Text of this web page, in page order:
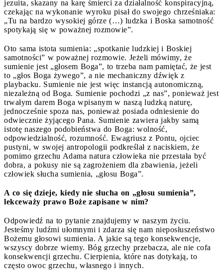
jezuita, skazany na karę śmierci za działalność konspiracyjną,
czekając na wykonanie wyroku pisał do swojego chrześniaka:
„Tu na bardzo wysokiej górze (…) ludzka i Boska samotność
spotykają się w poważnej rozmowie”.
Oto sama istota sumienia: „spotkanie ludzkiej i Boskiej
samotności” w poważnej rozmowie. Jeżeli mówimy, że
sumienie jest „głosem Boga”, to trzeba nam pamiętać, że jest
to „głos Boga żywego”, a nie mechaniczny dźwięk z
playbacku. Sumienie nie jest więc instancją autonomiczną,
niezależną od Boga. Sumienie pochodzi „z nas”, ponieważ jest
trwałym darem Boga wpisanym w naszą ludzką naturę,
jednocześnie spoza nas, ponieważ posiada odniesienie do
odwiecznie żyjącego Pana. Sumienie zawiera jakby samą
istotę naszego podobieństwa do Boga: wolność,
odpowiedzialność, rozumność. Ewagriusz z Pontu, ojciec
pustyni, w swojej antropologii podkreślał z naciskiem, że
pomimo grzechu Adama natura człowieka nie przestała być
dobra, a pokusy nie są zagrożeniem dla zbawienia, jeżeli
człowiek słucha sumienia, „głosu Boga”.
A co się dzieje, kiedy nie słucha on „głosu sumienia”,
lekceważy prawo Boże zapisane w nim?
Odpowiedź na to pytanie znajdujemy w naszym życiu.
Jesteśmy ludźmi ułomnymi i zdarza się nam nieposłuszeństwo
Bożemu głosowi sumienia. A jakie są tego konsekwencje,
wszyscy dobrze wiemy. Bóg grzechy przebacza, ale nie cofa
konsekwencji grzechu. Cierpienia, które nas dotykają, to
często owoc grzechu, własnego i innych.